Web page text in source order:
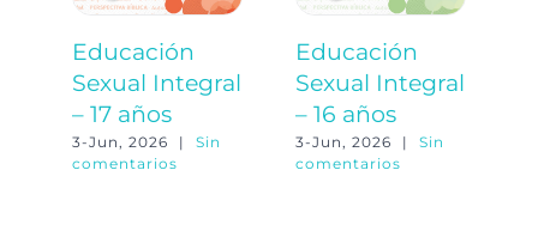
Educación
Sexual Integral
– 17 años
3-Jun, 2026 |
Sin
comentarios
Educación
Sexual Integral
– 16 años
3-Jun, 2026 |
Sin
comentarios